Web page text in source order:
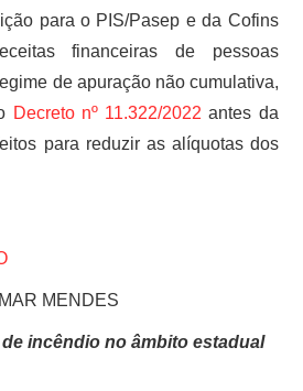
para o PIS/Pasep e da Cofins
financeiras de pessoas
de apuração não cumulativa,
Decreto nº 11.322/2022 antes da
para reduzir as alíquotas dos
MENDES
incêndio no âmbito estadual